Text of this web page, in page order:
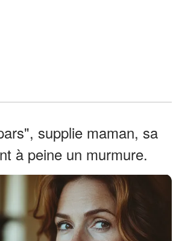
supplie maman, sa
à peine un murmure.